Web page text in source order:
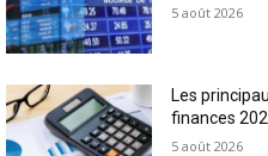
5 août 2026
Les
finances
5 août 2026